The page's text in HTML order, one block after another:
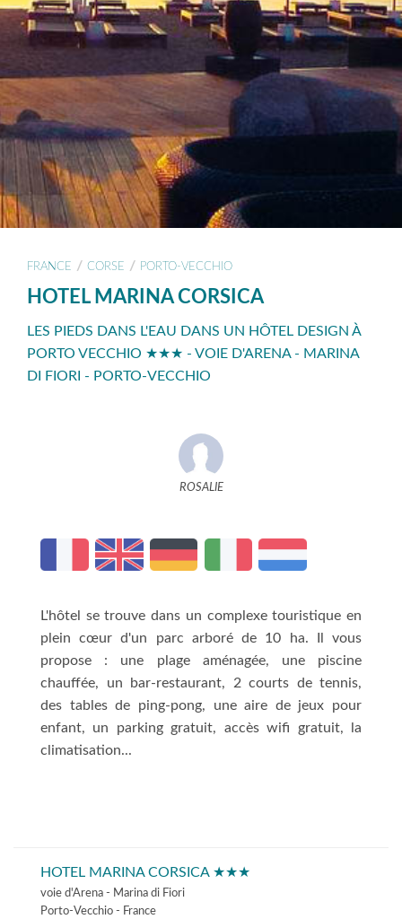
FRANCE / CORSE / PORTO-VECCHIO
HOTEL MARINA CORSICA
LES PIEDS DANS L'EAU DANS UN HÔTEL DESIGN À
PORTO VECCHIO ★★★ - VOIE D'ARENA - MARINA
DI FIORI - PORTO-VECCHIO
ROSALIE
L'hôtel se trouve dans un complexe touristique en
plein cœur d'un parc arboré de 10 ha. Il vous
propose : une plage aménagée, une piscine
chauffée, un bar-restaurant, 2 courts de tennis,
des tables de ping-pong, une aire de jeux pour
enfant, un parking gratuit, accès wifi gratuit, la
climatisation...
HOTEL MARINA CORSICA ★★★
voie d'Arena - Marina di Fiori
Porto-Vecchio - France